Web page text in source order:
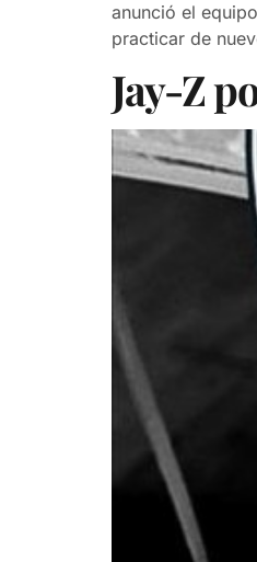
anunció el
practicar de
Jay-Z